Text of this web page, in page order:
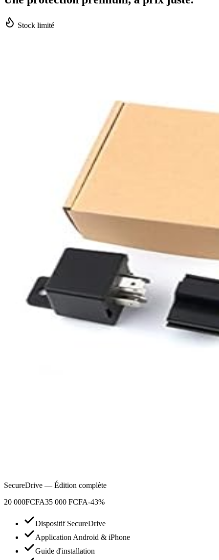
Stock limité
SecureDrive — Édition complète
20 000FCFA35 000 FCFA-43%
Dispositif SecureDrive
Application Android & iPhone
Guide d'installation